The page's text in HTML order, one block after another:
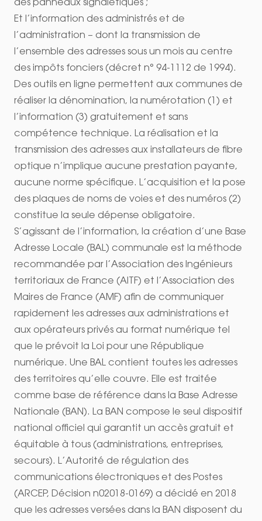
des panneaux signalétiques ;
Et l’information des administrés et de
l’administration – dont la transmission de
l’ensemble des adresses sous un mois au centre
des impôts fonciers (décret n° 94-1112 de 1994).
Des outils en ligne permettent aux communes de
réaliser la dénomination, la numérotation (1) et
l’information (3) gratuitement et sans
compétence technique. La réalisation et la
transmission des adresses aux installateurs de fibre
optique n’implique aucune prestation payante,
aucune norme spécifique. L’acquisition et la pose
des plaques de noms de voies et des numéros (2)
constitue la seule dépense obligatoire.
S’agissant de l’information, la création d’une Base
Adresse Locale (BAL) communale est la méthode
recommandée par l’Association des Ingénieurs
territoriaux de France (AITF) et l’Association des
Maires de France (AMF) afin de communiquer
rapidement les adresses aux administrations et
aux opérateurs privés au format numérique tel
que le prévoit la Loi pour une République
numérique. Une BAL contient toutes les adresses
des territoires qu’elle couvre. Elle est traitée
comme base de référence dans la Base Adresse
Nationale (BAN). La BAN compose le seul dispositif
national officiel qui garantit un accès gratuit et
équitable à tous (administrations, entreprises,
secours). L’Autorité de régulation des
communications électroniques et des Postes
(ARCEP, Décision n02018-0169) a décidé en 2018
que les adresses versées dans la BAN disposent du